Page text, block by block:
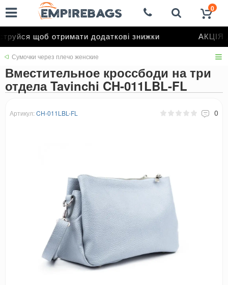
щоб отримати додаткові знижки АКЦІЯ
0
Сумочки через плечо женские
Вместительное кроссбоди на три
отдела Tavinchi CH-011LBL-FL
Артикул: CH-011LBL-FL 0